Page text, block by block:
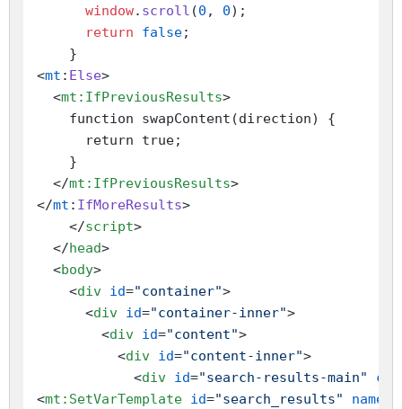
window. scroll (0 , 0);
return
false;
    }
<mt : Else>
<mt:IfPreviousResults>
    function swapContent(direction) {
      return true;
    }
</mt:IfPreviousResults>
</mt : IfMoreResults>
</script>
</head>
<body>
<div id="container">
<div id="container-inner">
<div id="content">
<div id="content-inner">
<div id="search-results-main"
<mt:SetVarTemplate id="search_results" name